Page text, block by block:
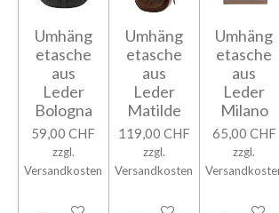
Umhäng
etasche
aus
Leder
Bologna
59,00 CHF
zzgl.
Versandkosten
Umhäng
etasche
aus
Leder
Matilde
119,00 CHF
zzgl.
Versandkosten
Umhäng
etasche
aus
Leder
Milano
65,00 CHF
zzgl.